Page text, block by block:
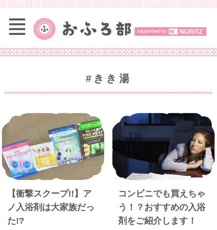
#きき湯
【衝撃スクープ!!】ア
ノ入浴剤は大家族だっ
た!?
コンビニでも買えちゃ
う！？おすすめの入浴
剤をご紹介します！